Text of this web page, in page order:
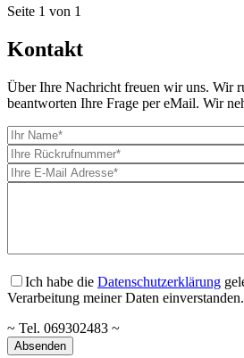
Seite 1 von 1
Kontakt
Über Ihre Nachricht freuen wir uns. Wir
beantworten Ihre Frage per eMail. Wir
Ich habe die Datenschutzerklärung
Verarbeitung meiner Daten einverstanden.
~ Tel. 069302483 ~